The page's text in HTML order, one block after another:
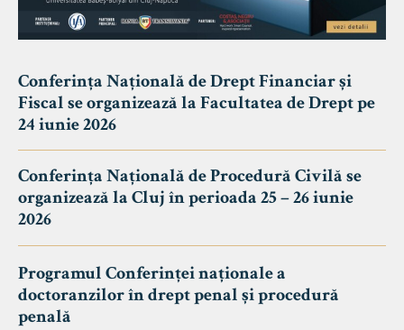
Conferința Națională de Drept Financiar și
Fiscal se organizează la Facultatea de Drept pe
24 iunie 2026
Conferința Națională de Procedură Civilă se
organizează la Cluj în perioada 25 – 26 iunie
2026
Programul Conferinței naționale a
doctoranzilor în drept penal și procedură
penală